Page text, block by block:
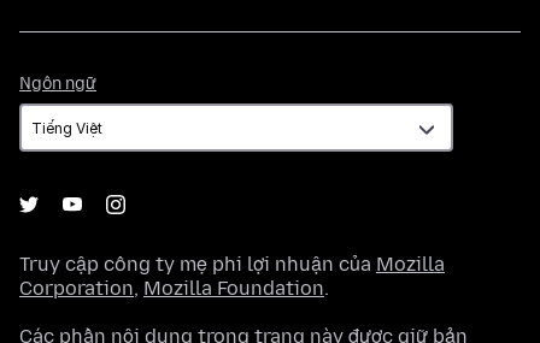
Ngôn ngữ
ngữ
Truy cập công ty mẹ phi lợi nhuận của Mozilla
Corporation, Mozilla Foundation.
Các phần nội dung trong trang này được giữ bản